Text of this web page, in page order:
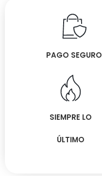
PAGO SEGURO
SIEMPRE LO
ÚLTIMO